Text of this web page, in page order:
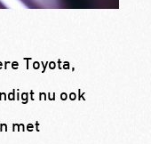
Toyota,
nu ook
met